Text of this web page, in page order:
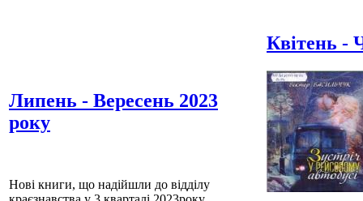
Липень - Вересень 2023
року
Нові книги, що надійшли до відділу
Квітень -